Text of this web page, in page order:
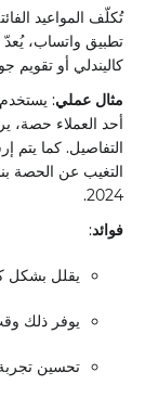
تُكلّف المواعيد
تطبيق واتساب، يُعدّ
كاليندلي أو تقويم
مثال عملي
2024.
فوائد:
يقلل بشكل
يوفر ذلك
تحسين